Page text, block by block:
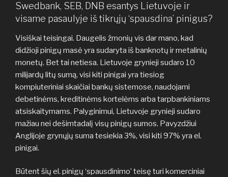
Swedbank, SEB, DNB esantys Lietuvoje ir
visame pasaulyje iš tikrųjų ‘spausdina’ pinigus?
Visiškai teisingai. Daugelis žmonių vis dar mano, kad
didžioji pinigų masė yra sudaryta iš banknotų ir metalinių
monetų. Bet tai netiesa. Lietuvoje grynieji sudaro 10
milijardų litų sumą, visi kiti pinigai yra tiesiog
kompiuteriniai skaičiai bankų sistemose, naudojami
debetinėms, kreditinėms kortelėms arba tarpbankiniams
atsiskaitymams. Palyginimui, Lietuvoje grynieji sudaro
mažiau nei dešimtadalį visų pinigų sumos. Pavyzdžiui
Anglijoje grynųjų suma tesiekia 3%, visi kiti 97% yra el.
pinigai.
Būtent šių el. pinigų ‘spausdinimo’ teisę turi komerciniai